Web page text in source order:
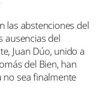
las abstenciones del
ausencias del
Juan Dúo, unido a
del Bien, han
no sea finalmente